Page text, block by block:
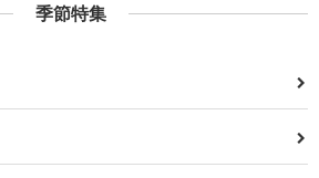
季節特集